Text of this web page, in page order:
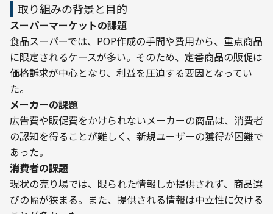
取り組みの背景と目的
スーパーマーケットの課題
食品スーパーでは、POP作成の手間や費用から、重点商品
に限定されるケースが多い。そのため、定番商品の販促は
価格訴求が中心となり、利益を圧迫する要因となってい
た。
メーカーの課題
広告費や販促費をかけられないメーカーの商品は、消費者
の認知を得ることが難しく、新規ユーザーの獲得が困難で
あった。
消費者の課題
現状の売り場では、限られた情報しか提供されず、商品選
びの幅が狭まる。また、提供される情報は中立性に欠ける